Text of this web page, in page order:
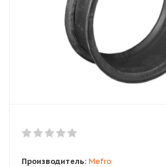
Производитель: Mefro